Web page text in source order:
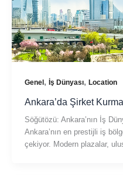
Genel , İş Dünyası, Location
Ankara’da Şirket
Söğütözü: Ankara’nın İş
Ankara’nın en prestijli iş
çekiyor. Modern plazalar,